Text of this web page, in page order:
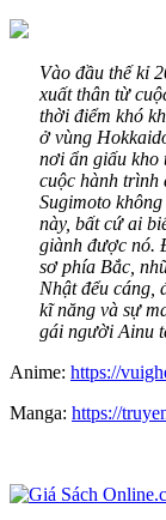
Vào đầu thế kỉ
xuất thân từ
thời điểm khó
ở vùng
nơi ẩn giấu kho
cuộc hành trình
Sugimoto
này, bất cứ ai
giành được nó.
sơ phía Bắc,
Nhật đểu cáng,
kĩ năng và sự
gái người Ainu
Anime: https://
Manga: https://